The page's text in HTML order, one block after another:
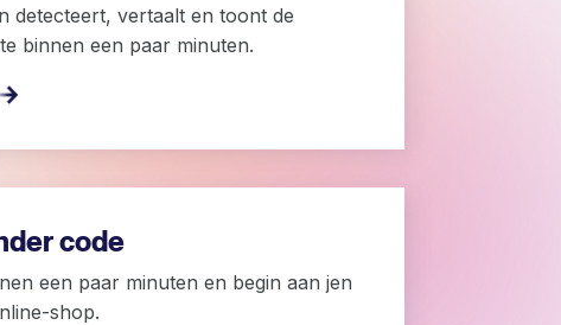
detecteert, vertaalt en toont de
binnen een paar minuten.
code
een paar minuten en begin aan jen
shop.